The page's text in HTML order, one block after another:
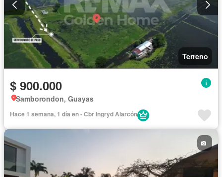
Terreno
$ 900.000
Samborondon, Guayas
Hace 1 semana, 1 día en - Cbr Ingryd Alarcón